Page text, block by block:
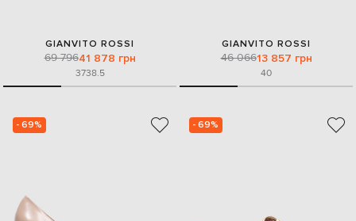
GIANVITO ROSSI
69 79641 878 грн
3738.5
GIANVITO ROSSI
46 06613 857 грн
40
- 69% - 69%